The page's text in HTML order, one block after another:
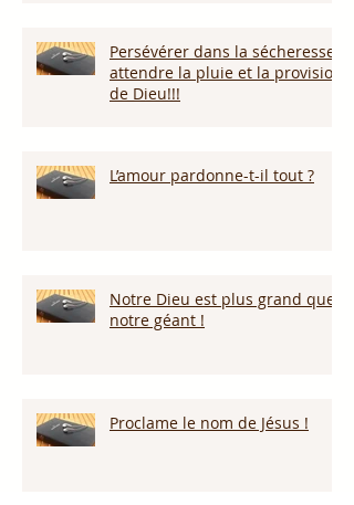
Persévérer dans la sécheresse :
attendre la pluie et la provision
de Dieu!!!
L’amour pardonne-t-il tout ?
Notre Dieu est plus grand que
notre géant !
Proclame le nom de Jésus !